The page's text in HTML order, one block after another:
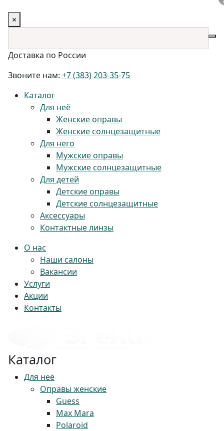
×
Доставка по России
Звоните нам: +7 (383) 203-35-75
Каталог
Для неё
Женские оправы
Женские солнцезащитные
Для него
Мужские оправы
Мужские солнцезащитные
Для детей
Детские оправы
Детские солнцезащитные
Аксессуары
Контактные линзы
О нас
Наши салоны
Вакансии
Услуги
Акции
Контакты
Каталог
Для неё
Оправы женские
Guess
Max Mara
Polaroid